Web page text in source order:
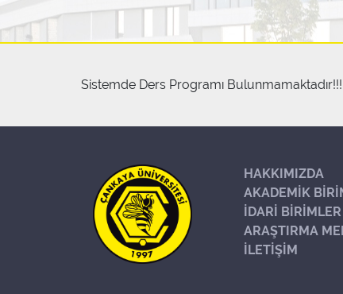
Sistemde Ders Programı Bulunmamaktadır!!!
HAKKIMIZDA
AKADEMİK
İDARİ BİRİMLER
ARAŞTIRMA
İLETİŞİM